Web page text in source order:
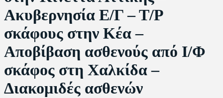
Ακυβερνησία Ε/Γ – Τ/Ρ
σκάφους στην Κέα –
Αποβίβαση ασθενούς από Ι/Φ
σκάφος στη Χαλκίδα –
Διακομιδές ασθενών